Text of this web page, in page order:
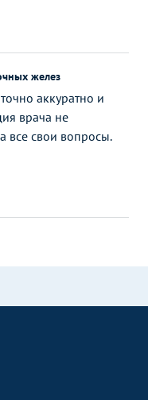
желез
аккуратно и
врача не
все свои вопросы.